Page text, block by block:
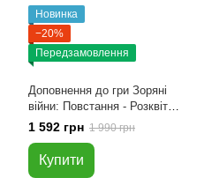
Новинка
−20%
Передзамовлення
Доповнення до гри Зоряні
війни: Повстання - Розквіт
Імперії (Star Wars: Rebellion –
Rise of the Empire)
1 592 грн 1 990 грн
Купити